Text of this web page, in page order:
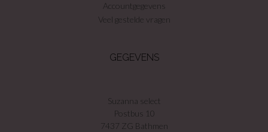
Accountgegevens
Veel gestelde vragen
GEGEVENS
Suzanna select
Postbus 10
7437 ZG Bathmen